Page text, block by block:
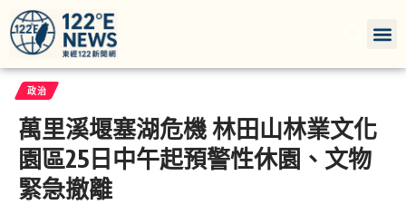
政治
萬里溪堰塞湖危機 林田山林業文化
園區25日中午起預警性休園、文物
緊急撤離